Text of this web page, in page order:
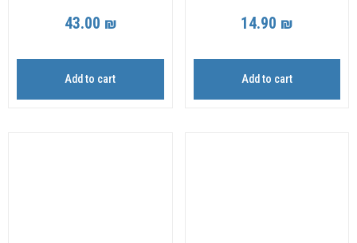
14.90 ₪
Add to cart
43.00 ₪
Add to cart